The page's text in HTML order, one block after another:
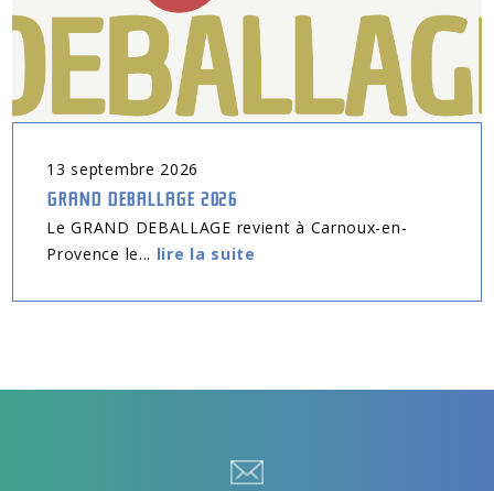
13 septembre 2026
GRAND DEBALLAGE 2026
Le GRAND DEBALLAGE revient à Carnoux-en-
Provence le... lire la suite